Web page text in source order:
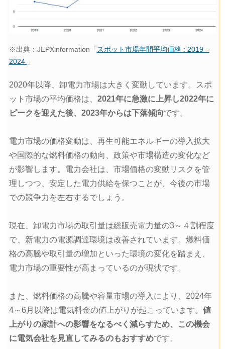
※出典：JEPXinformation「 スポット市場年間平均価格 : 2019 –
2024 」
2020年以降、卸電力市場は大きく変動しています。スポ
ット市場の平均価格は、 2021年に急激に上昇し2022年に
ピークを迎えた後、2023年からは下落傾向です。
電力市場の価格変動は、再生可能エネルギーの導入拡大
や国際的な燃料価格の動向、政策や市場構造の変化など
が影響します。電力会社は、市場価格の変動リスクを管
理しつつ、安定した電力供給を保つことが、今後の市場
での競争力を左右するでしょう。
現在、卸電力市場の取引量は総販売電力量の3～４割程度
で、新電力の電源調達環境は改善されています。燃料価
格の高騰や取引量の増加といった環境の変化を踏まえ、
電力市場の重要性が高まっているのが現状です。
また、燃料価格の高騰や容量市場の導入により、2024年
4～6月以降は電気料金の値上がりが起こっています。 値
上がりの家計への影響をなるべく減らすため、この機会
に電気会社を見直してみるのもおすすめです。